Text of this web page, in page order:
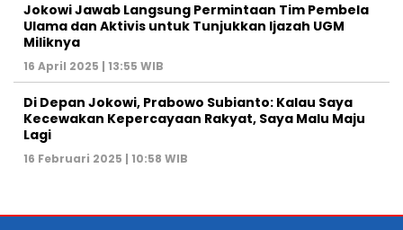
Jokowi Jawab Langsung Permintaan Tim Pembela
Ulama dan Aktivis untuk Tunjukkan Ijazah UGM
Miliknya
16 April 2025 | 13:55 WIB
Di Depan Jokowi, Prabowo Subianto: Kalau Saya
Kecewakan Kepercayaan Rakyat, Saya Malu Maju
Lagi
16 Februari 2025 | 10:58 WIB